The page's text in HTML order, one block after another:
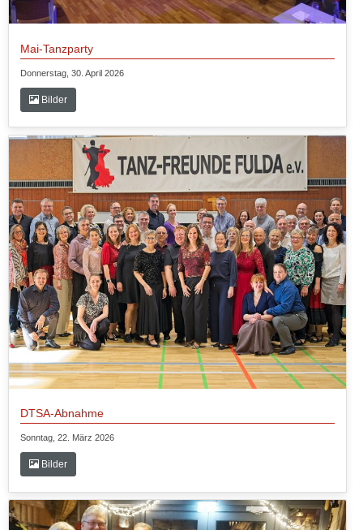
Mai-Tanzparty
Donnerstag, 30. April 2026
Bilder
DTSA-Abnahme
Sonntag, 22. März 2026
Bilder